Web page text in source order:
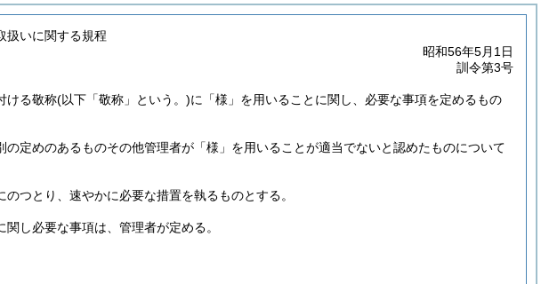
扱いに関する規程
昭和56年5月1日
訓令第3号
ける敬称(以下「敬称」という。)に「様」を用いることに関し、必要な事項を定めるもの
の定めのあるものその他管理者が「様」を用いることが適当でないと認めたものについて
のつとり、速やかに必要な措置を執るものとする。
し必要な事項は、管理者が定める。